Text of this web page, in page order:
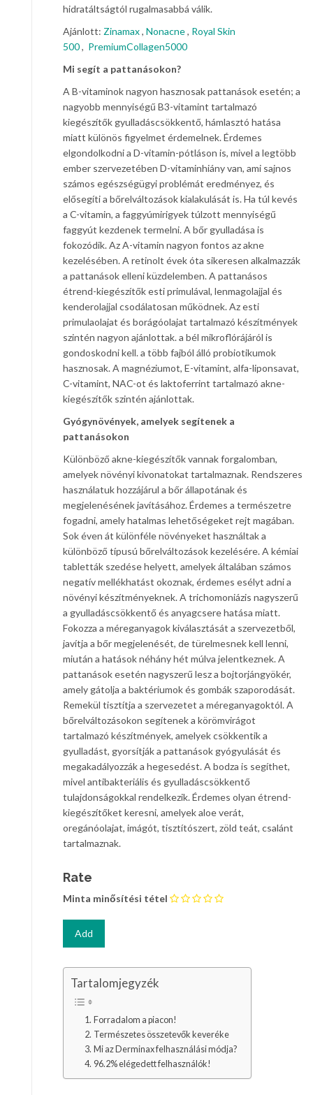
hidratáltságtól rugalmasabbá válik.
Ajánlott: Zinamax, Nonacne, Royal Skin
500, PremiumCollagen5000
Mi segít a pattanásokon?
A B-vitaminok nagyon hasznosak pattanások esetén; a
nagyobb mennyiségű B3-vitamint tartalmazó
kiegészítők gyulladáscsökkentő, hámlasztó hatása
miatt különös figyelmet érdemelnek. Érdemes
elgondolkodni a D-vitamin-pótláson is, mivel a legtöbb
ember szervezetében D-vitaminhiány van, ami sajnos
számos egészségügyi problémát eredményez, és
elősegíti a bőrelváltozások kialakulását is. Ha túl kevés
a C-vitamin, a faggyúmirigyek túlzott mennyiségű
faggyút kezdenek termelni. A bőr gyulladása is
fokozódik. Az A-vitamin nagyon fontos az akne
kezelésében. A retinolt évek óta sikeresen alkalmazzák
a pattanások elleni küzdelemben. A pattanásos
étrend-kiegészítők esti primulával, lenmagolajjal és
kenderolajjal csodálatosan működnek. Az esti
primulaolajat és borágóolajat tartalmazó készítmények
szintén nagyon ajánlottak. a bél mikroflórájáról is
gondoskodni kell. a több fajból álló probiotikumok
hasznosak. A magnéziumot, E-vitamint, alfa-liponsavat,
C-vitamint, NAC-ot és laktoferrint tartalmazó akne-
kiegészítők szintén ajánlottak.
Gyógynövények, amelyek segítenek a
pattanásokon
Különböző akne-kiegészítők vannak forgalomban,
amelyek növényi kivonatokat tartalmaznak. Rendszeres
használatuk hozzájárul a bőr állapotának és
megjelenésének javításához. Érdemes a természetre
fogadni, amely hatalmas lehetőségeket rejt magában.
Sok éven át különféle növényeket használtak a
különböző típusú bőrelváltozások kezelésére. A kémiai
tabletták szedése helyett, amelyek általában számos
negatív mellékhatást okoznak, érdemes esélyt adni a
növényi készítményeknek. A trichomoniázis nagyszerű
a gyulladáscsökkentő és anyagcsere hatása miatt.
Fokozza a méreganyagok kiválasztását a szervezetből,
javítja a bőr megjelenését, de türelmesnek kell lenni,
miután a hatások néhány hét múlva jelentkeznek. A
pattanások esetén nagyszerű lesz a bojtorjángyökér,
amely gátolja a baktériumok és gombák szaporodását.
Remekül tisztítja a szervezetet a méreganyagoktól. A
bőrelváltozásokon segítenek a körömvirágot
tartalmazó készítmények, amelyek csökkentik a
gyulladást, gyorsítják a pattanások gyógyulását és
megakadályozzák a hegesedést. A bodza is segíthet,
mivel antibakteriális és gyulladáscsökkentő
tulajdonságokkal rendelkezik. Érdemes olyan étrend-
kiegészítőket keresni, amelyek aloe verát,
oregánóolajat, imágót, tisztítószert, zöld teát, csalánt
tartalmaznak.
Rate
Minta minősítési tétel
Tartalomjegyzék
Forradalom a piacon!
Természetes összetevők keveréke
Mi az Derminax felhasználási módja?
96.2% elégedett felhasználók!